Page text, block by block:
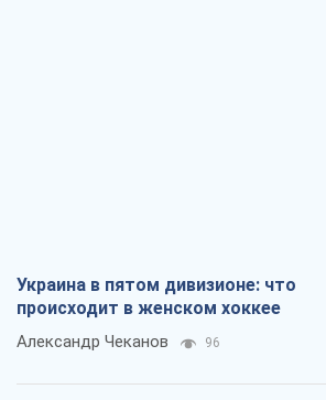
Украина в пятом дивизионе: что
происходит в женском хоккее
Александр Чеканов 96